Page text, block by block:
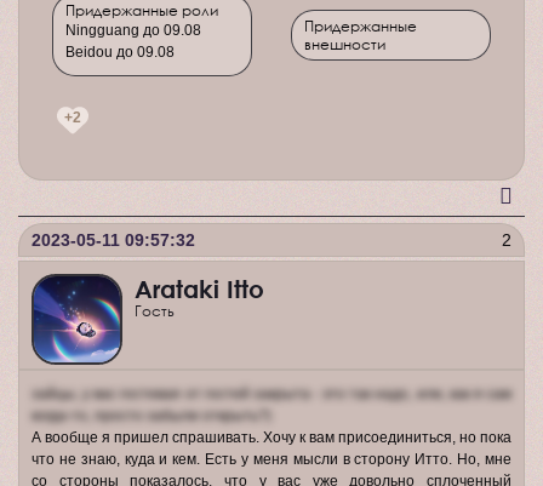
Придержанные роли
Ningguang до 09.08
Beidou до 09.08
Придержанные
внешности
+2
2
2023-05-11 09:57:32
Arataki Itto
Гость
зайцы, у вас гостевая от гостей закрыта - это так надо, или, как я сам
когда-то, просто забыли открыть?)
А вообще я пришел спрашивать. Хочу к вам присоединиться, но пока
что не знаю, куда и кем. Есть у меня мысли в сторону Итто. Но, мне
со стороны показалось, что у вас уже довольно сплоченный